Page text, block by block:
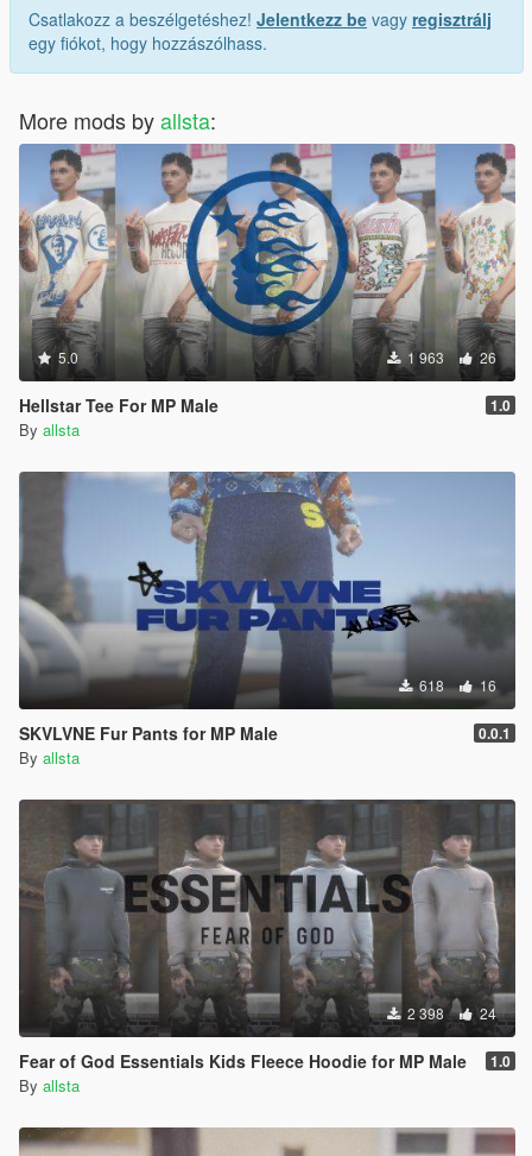
Csatlakozz a beszélgetéshez! Jelentkezz be vagy regisztrálj
egy fiókot, hogy hozzászólhass.
More mods byallsta:
5.0 1 963 26
Hellstar Tee For MP Male 1.0
By allsta
618 16
SKVLVNE Fur Pants for MP Male 0.0.1
By allsta
2 398 24
Fear of God Essentials Kids Fleece Hoodie for MP Male 1.0
By allsta